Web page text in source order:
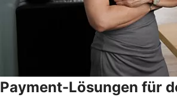
Payment-Lösungen für